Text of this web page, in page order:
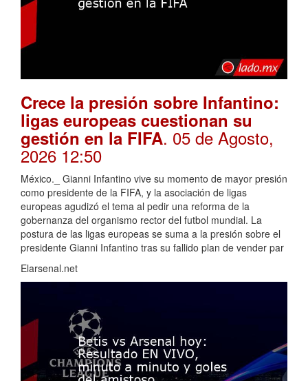
Crece la presión sobre Infantino:
ligas europeas cuestionan su
gestión en la FIFA. 05 de Agosto,
2026 12:50
México._ Gianni Infantino vive su momento de mayor presión
como presidente de la FIFA, y la asociación de ligas
europeas agudizó el tema al pedir una reforma de la
gobernanza del organismo rector del futbol mundial. La
postura de las ligas europeas se suma a la presión sobre el
presidente Gianni Infantino tras su fallido plan de vender par
Elarsenal.net